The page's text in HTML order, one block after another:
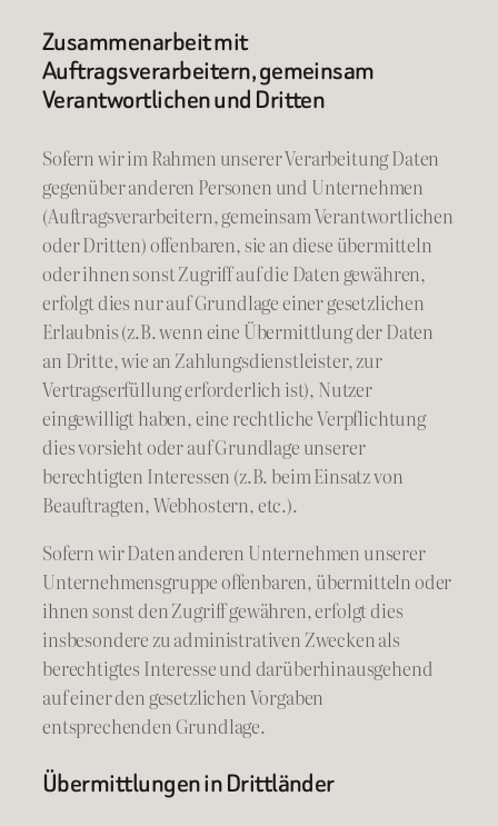
Zusammenarbeit mit
Auftragsverarbeitern, gemeinsam
Verantwortlichen und Dritten
Sofern wir im Rahmen unserer Verarbeitung Daten
gegenüber anderen Personen und Unternehmen
(Auftragsverarbeitern, gemeinsam Verantwortlichen
oder Dritten) offenbaren, sie an diese übermitteln
oder ihnen sonst Zugriff auf die Daten gewähren,
erfolgt dies nur auf Grundlage einer gesetzlichen
Erlaubnis (z.B. wenn eine Übermittlung der Daten
an Dritte, wie an Zahlungsdienstleister, zur
Vertragserfüllung erforderlich ist), Nutzer
eingewilligt haben, eine rechtliche Verpflichtung
dies vorsieht oder auf Grundlage unserer
berechtigten Interessen (z.B. beim Einsatz von
Beauftragten, Webhostern, etc.).
Sofern wir Daten anderen Unternehmen unserer
Unternehmensgruppe offenbaren, übermitteln oder
ihnen sonst den Zugriff gewähren, erfolgt dies
insbesondere zu administrativen Zwecken als
berechtigtes Interesse und darüberhinausgehend
auf einer den gesetzlichen Vorgaben
entsprechenden Grundlage.
Übermittlungen in Drittländer